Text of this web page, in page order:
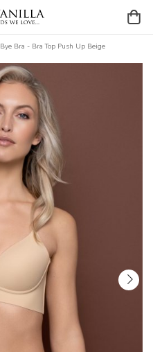
Bye Bra - Bra Top Push Up Beige